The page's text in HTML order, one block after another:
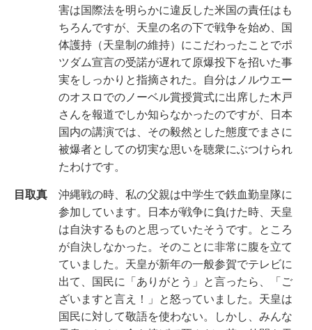
害は国際法を明らかに違反した米国の責任はも
ちろんですが、天皇の名の下で戦争を始め、国
体護持（天皇制の維持）にこだわったことでポ
ツダム宣言の受諾が遅れて原爆投下を招いた事
実をしっかりと指摘された。自分はノルウエー
のオスロでのノーベル賞授賞式に出席した木戸
さんを報道でしか知らなかったのですが、日本
国内の講演では、その毅然とした態度でまさに
被爆者としての切実な思いを聴衆にぶつけられ
たわけです。
目取真
沖縄戦の時、私の父親は中学生で鉄血勤皇隊に
参加しています。日本が戦争に負けた時、天皇
は自決するものと思っていたそうです。ところ
が自決しなかった。そのことに非常に腹を立て
ていました。天皇が新年の一般参賀でテレビに
出て、国民に「ありがとう」と言ったら、「ご
ざいますと言え！」と怒っていました。天皇は
国民に対して敬語を使わない。しかし、みんな